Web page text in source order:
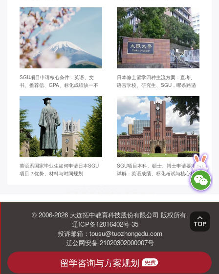
SGU项目申请核心条件：英语、文
书、推荐信、GPA、标化成绩缺一不
日本修士留学四种主流方案：直考、
语言学校、研究生、SGU，哪条路适
英语系国家毕业生如何申请日本SGU
项目？优势、材料与时间规划
SGU项目本科、硕士、博士申请要求
详解：英语成绩、标化考试与核心材
© 2006-2026 大连拓中教育科技股份有限公司 版权所有.
辽ICP备12016402号-35
投诉邮箱：tousu@tuozhongedu.com
辽公网安备 21020302000007号
留学咨询与方案规划